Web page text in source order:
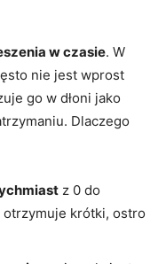
w czasie. W
nie jest wprost
go w dłoni jako
Dlaczego
z 0 do
krótki, ostro